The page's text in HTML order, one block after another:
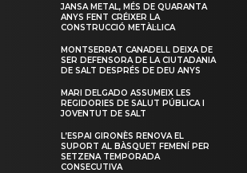
JANSA METAL, MÉS DE QUARANTA
ANYS FENT CRÉIXER LA
CONSTRUCCIÓ METÀL·LICA
MONTSERRAT CANADELL DEIXA DE
SER DEFENSORA DE LA CIUTADANIA
DE SALT DESPRÉS DE DEU ANYS
MARI DELGADO ASSUMEIX LES
REGIDORIES DE SALUT PÚBLICA I
JOVENTUT DE SALT
L’ESPAI GIRONÈS RENOVA EL
SUPORT AL BÀSQUET FEMENÍ PER
SETZENA TEMPORADA
CONSECUTIVA